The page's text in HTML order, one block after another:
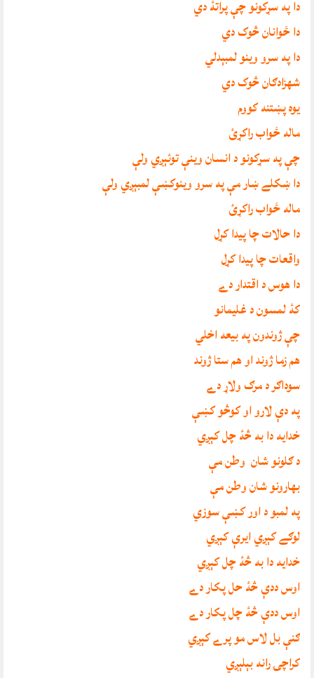
دا په سړکونو چې پراتۀ دي
دا ځوانان څوک دي
دا په سرو وينو لمبېدلي
شهزادګان څوک دي
يوه پښتنه کووم
ماله ځواب راکړئ
چې په سړکونو د انسان وينې توئېږي ولې
دا ښکلے ښار مې په سرو وينوکښې لمبېږي ولې
ماله ځواب راکړئ
دا حالات چا پيدا کړل
واقعات چا پيدا کړل
دا هوس د اقتدار دے
کۀ لمسون د غليمانو
چې ژوندون په بيعه اخلي
هم زما ژوند او هم ستا ژوند
سوداګر د مرګ ولاړ دے
په دې لارو او کوڅو کښې
خدايه دا به څۀ چل کېږي
د ګلونو شان وطن مې
بهارونو شان وطن مې
په لمبو د اور کښې سوزي
لوګے کېږي ايرې کېږي
خدايه دا به څۀ چل کېږي
اوس ددې څۀ حل پکار دے
اوس ددې څۀ چل پکار دے
ګنې بل لاس مو پرے کېږي
کراچۍ رانه بېلېږي